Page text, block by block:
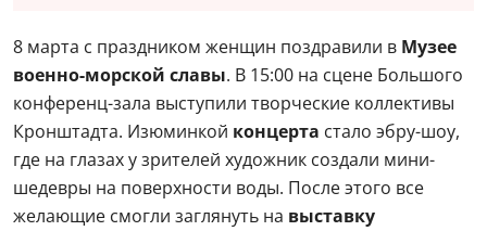
8 марта с праздником женщин поздравили в Музее
военно-морской славы. В 15:00 на сцене Большого
конференц-зала выступили творческие коллективы
Кронштадта. Изюминкой концерта стало эбру-шоу,
где на глазах у зрителей художник создали мини-
шедевры на поверхности воды. После этого все
желающие смогли заглянуть на выставку